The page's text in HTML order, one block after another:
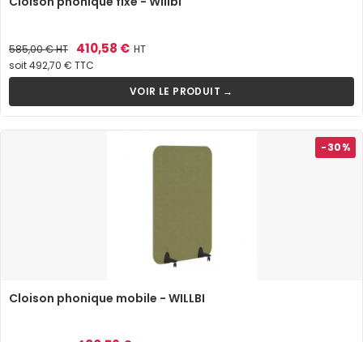
Prix
de
base
585,00 €HT Prix
410,58 € HT
soit 492,70 € TTC
VOIR LE PRODUIT →
-30%
Cloison phonique mobile - WILLBI